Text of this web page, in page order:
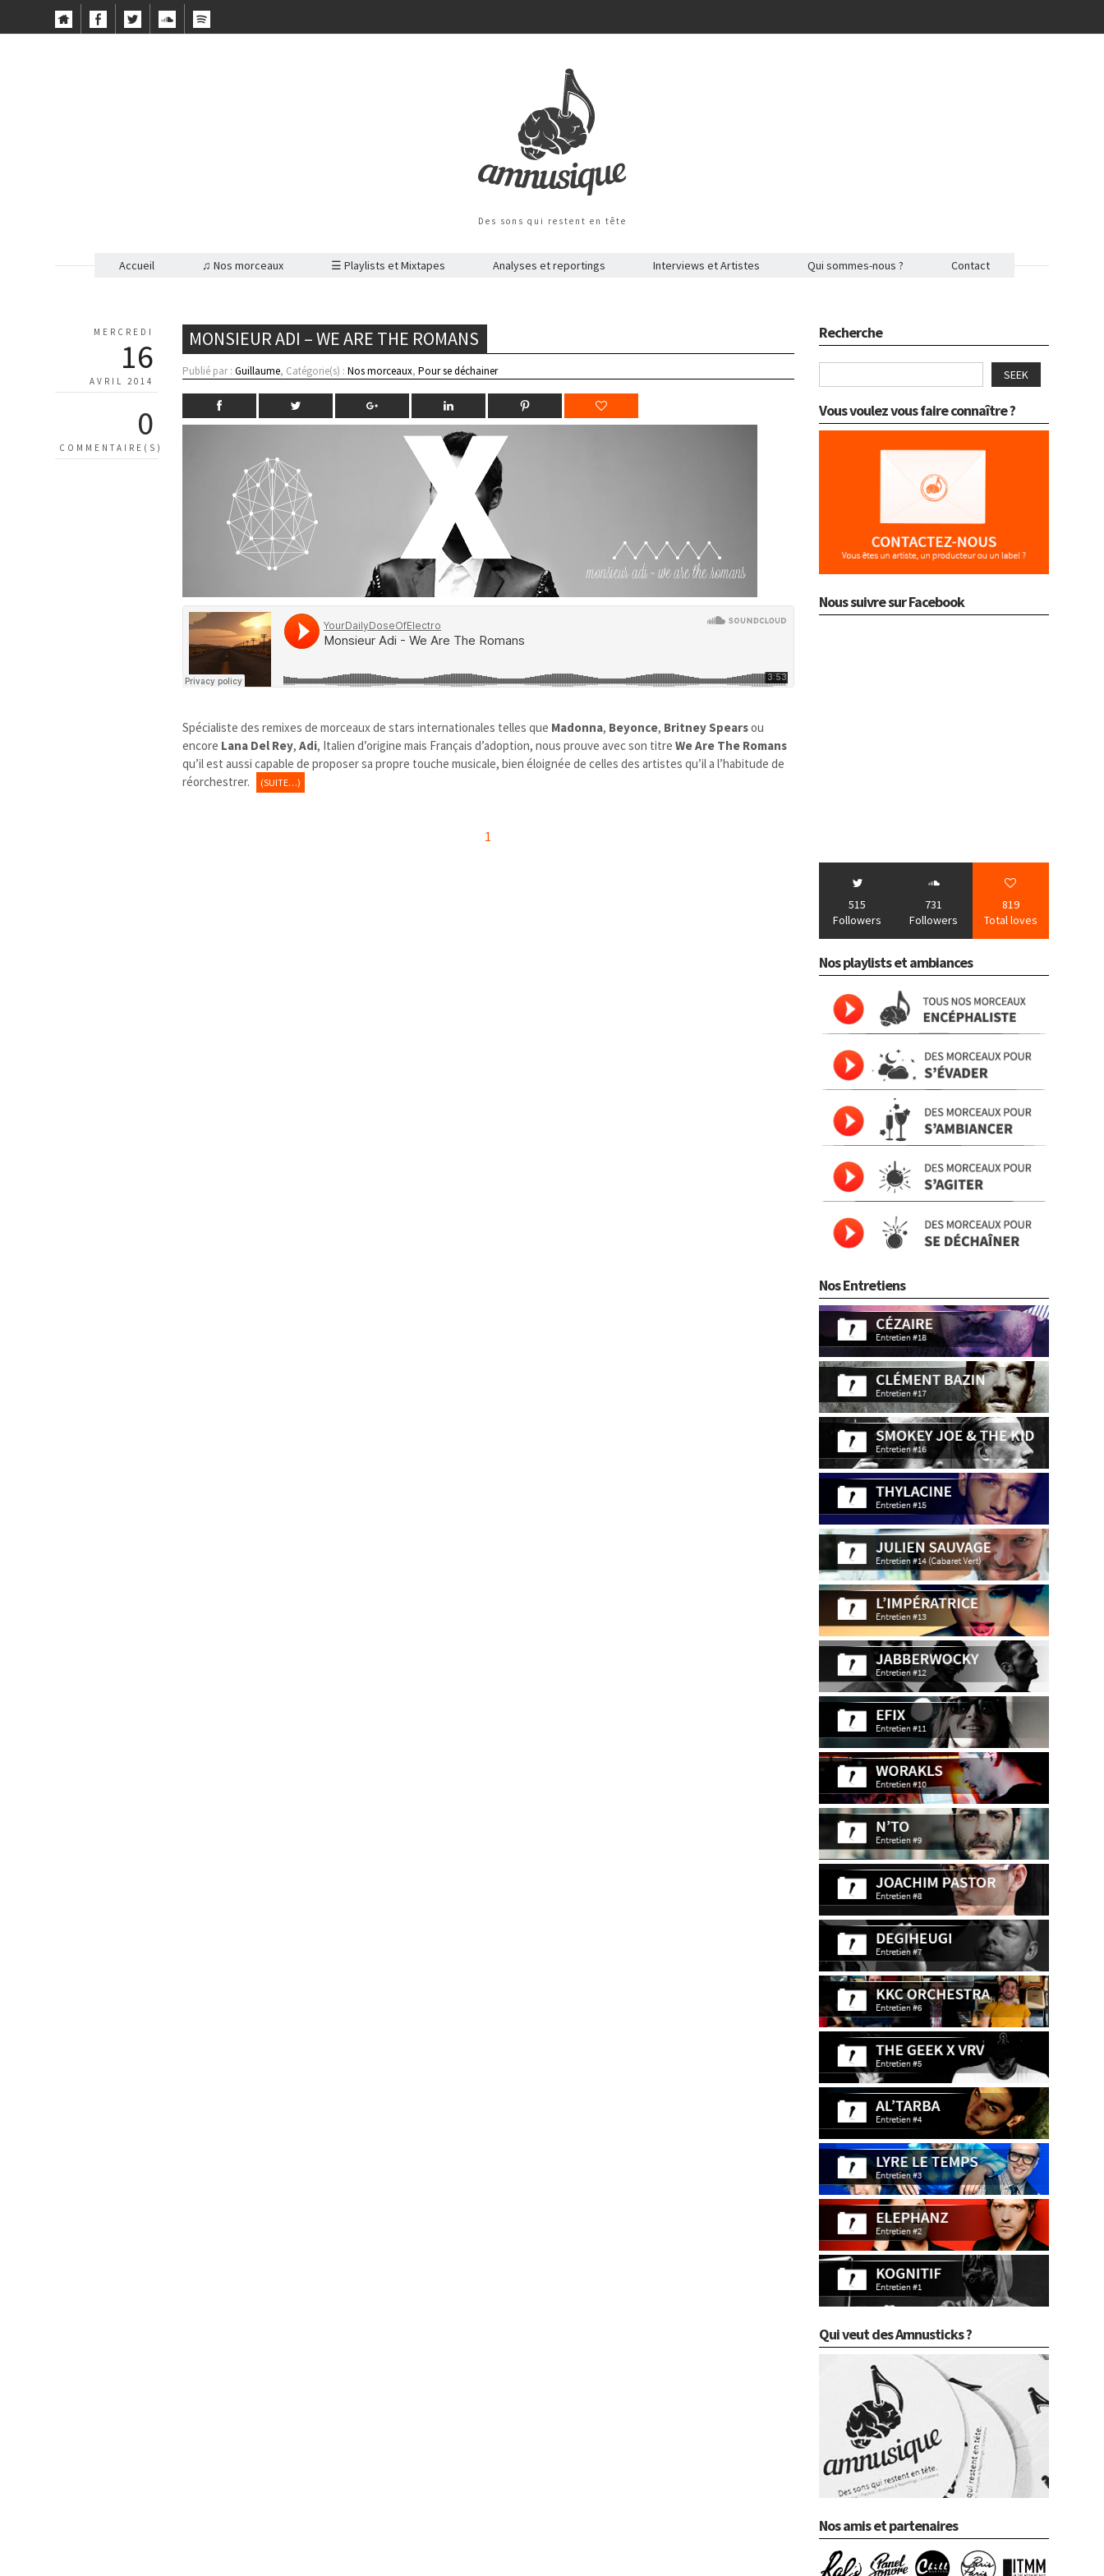
Des sons qui restent en tête
Accueil ♫ Nos morceaux ☰ Playlists et Mixtapes Analyses et reportings Interviews et Artistes Qui sommes-nous ? Contact
MERCREDI
16
AVRIL 2014
0
COMMENTAIRE(S)
MONSIEUR ADI – WE ARE THE ROMANS
Publié par :Guillaume, Catégorie(s) :Nos morceaux,Pour se déchainer
Spécialiste des remixes de morceaux de stars internationales telles que Madonna, Beyonce, Britney Spearsou
encore Lana Del Rey,Adi, Italien d’origine mais Français d’adoption, nous prouve avec son titreWe Are The Romans
qu’il est aussi capable de proposer sa propre touche musicale, bien éloignée de celles des artistes qu’il a l’habitude de
réorchestrer.
(SUITE…)
1
Recherche
SEEK
Vous voulez vous faire connaître ?
Nous suivre sur Facebook
515
Followers
731
Followers
819
Total loves
Nos playlists et ambiances
Nos Entretiens
Qui veut des Amnusticks ?
Nos amis et partenaires